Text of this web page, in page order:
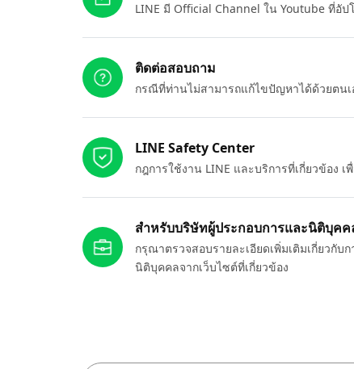
LINE มี Official Channel ใน Youtube ที่อั
ติดต่อสอบถาม
กรณีที่ท่านไม่สามารถแก้ไขปัญหาได้ด้วยตน
LINE Safety Center
กฎการใช้งาน LINE และบริการที่เกี่ยวข้อง
สำหรับบริษัทผู้ประกอบการและนิติบุคค
กรุณาตรวจสอบรายละเอียดเพิ่มเติมเกี่ยวกั
นิติบุคคลจากเว็บไซต์ที่เกี่ยวข้อง